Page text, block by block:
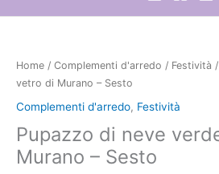
Home / Complementi d'arredo / Festività
vetro di Murano – Sesto
Complementi d'arredo, Festività
Pupazzo di neve
Murano – Sesto
neve
verde
vetro
di
Murano
-